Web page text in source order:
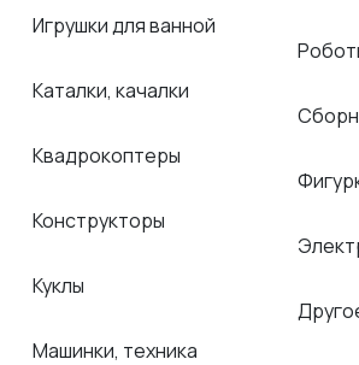
Игрушки для ванной
Каталки, качалки
Квадрокоптеры
Конструкторы
Куклы
Машинки, техника